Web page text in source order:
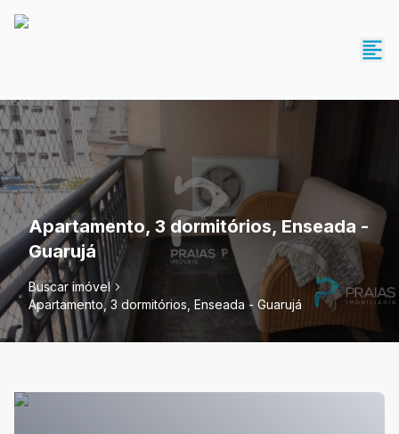
Apartamento, 3 dormitórios, Enseada -
Guarujá
Buscar imóvel
Apartamento, 3 dormitórios, Enseada - Guarujá